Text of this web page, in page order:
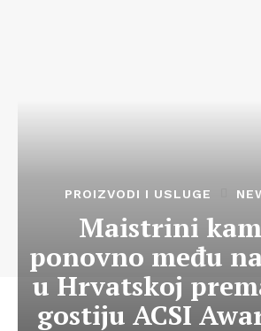
PROIZVODI I USLUGE
Maistrini
ponovno među
u Hrvatskoj
gostiju ACSI